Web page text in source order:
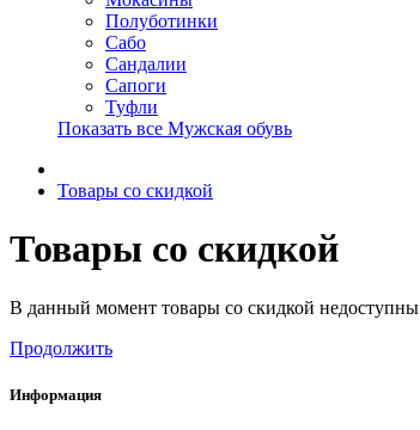
Полуботинки
Сабо
Сандалии
Сапоги
Туфли
Показать все Мужская обувь
Товары со скидкой
Товары со скидкой
В данный момент товары со скидкой недоступны
Продолжить
Информация